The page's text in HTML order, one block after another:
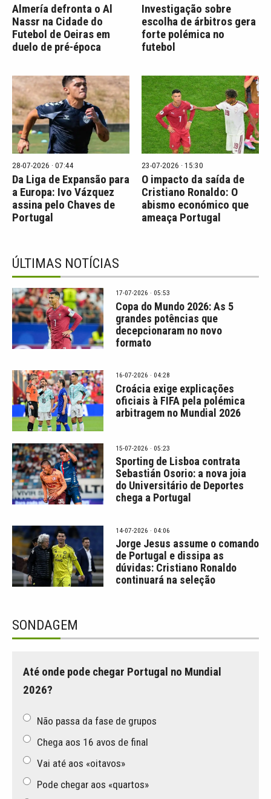
Almería defronta o Al
Nassr na Cidade do
Futebol de Oeiras em
duelo de pré-época
Investigação sobre
escolha de árbitros gera
forte polémica no
futebol
28-07-2026 · 07:44
Da Liga de Expansão para
a Europa: Ivo Vázquez
assina pelo Chaves de
Portugal
23-07-2026 · 15:30
O impacto da saída de
Cristiano Ronaldo: O
abismo económico que
ameaça Portugal
ÚLTIMAS NOTÍCIAS
17-07-2026 · 05:53
Copa do Mundo 2026: As 5
grandes potências que
decepcionaram no novo
formato
16-07-2026 · 04:28
Croácia exige explicações
oficiais à FIFA pela polémica
arbitragem no Mundial 2026
15-07-2026 · 05:23
Sporting de Lisboa contrata
Sebastián Osorio: a nova joia
do Universitário de Deportes
chega a Portugal
14-07-2026 · 04:06
Jorge Jesus assume o comando
de Portugal e dissipa as
dúvidas: Cristiano Ronaldo
continuará na seleção
SONDAGEM
Até onde pode chegar Portugal no Mundial
2026?
Não passa da fase de grupos
Chega aos 16 avos de final
Vai até aos «oitavos»
Pode chegar aos «quartos»